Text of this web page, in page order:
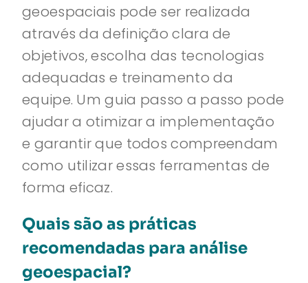
geoespaciais pode ser realizada
através da definição clara de
objetivos, escolha das tecnologias
adequadas e treinamento da
equipe. Um guia passo a passo pode
ajudar a otimizar a implementação
e garantir que todos compreendam
como utilizar essas ferramentas de
forma eficaz.
Quais são as práticas
recomendadas para análise
geoespacial?